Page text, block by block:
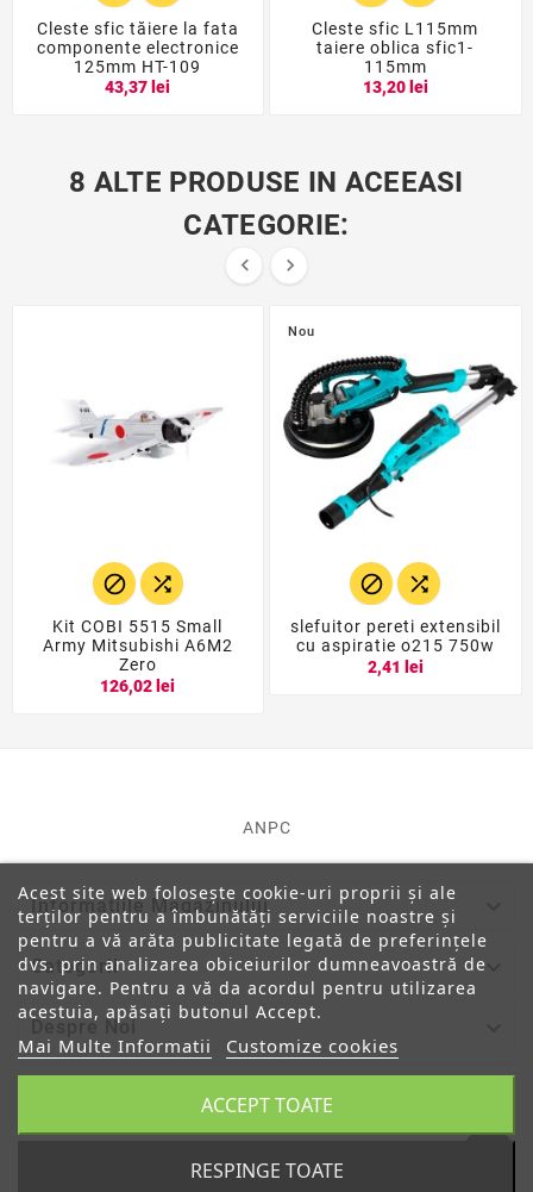
Cleste sfic tăiere la fata
componente electronice
125mm HT-109
43,37 lei
Cleste sfic L115mm
taiere oblica sfic1-
115mm
13,20 lei
8 ALTE PRODUSE IN ACEEASI
CATEGORIE:
 
 
Kit COBI 5515 Small
Army Mitsubishi A6M2
Zero
126,02 lei
Nou
 
slefuitor pereti extensibil
cu aspiratie o215 750w
2,41 lei
ANPC
Informatiile Magazinului
Categorii 
Despre Noi
Acest site web folosește cookie-uri proprii și ale
terților pentru a îmbunătăți serviciile noastre și
pentru a vă arăta publicitate legată de preferințele
dvs. prin analizarea obiceiurilor dumneavoastră de
navigare. Pentru a vă da acordul pentru utilizarea
acestuia, apăsați butonul Accept.
Mai Multe Informatii Customize cookies
RESPINGE TOATE
ACCEPT TOATE
© 2019 - Ecommerce Software By PrestaShop™